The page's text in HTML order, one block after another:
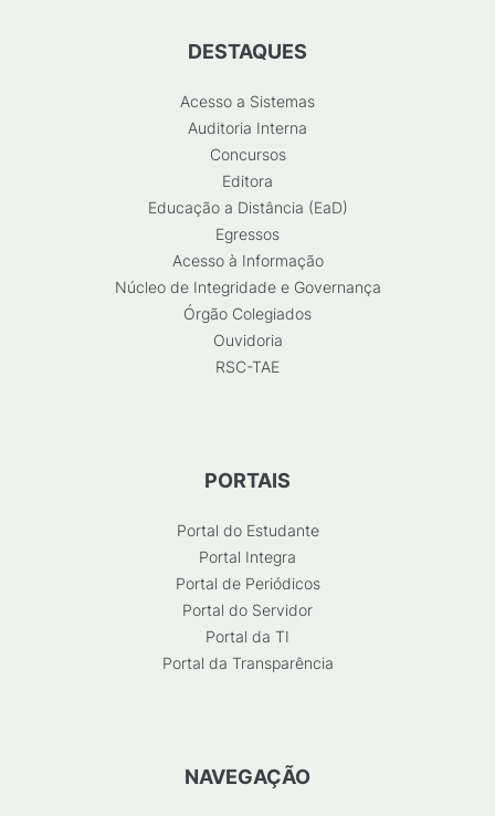
DESTAQUES
Acesso a Sistemas
Auditoria Interna
Concursos
Editora
Educação a Distância (EaD)
Egressos
Acesso à Informação
Núcleo de Integridade e Governança
Órgão Colegiados
Ouvidoria
RSC-TAE
PORTAIS
Portal do Estudante
Portal Integra
Portal de Periódicos
Portal do Servidor
Portal da TI
Portal da Transparência
NAVEGAÇÃO